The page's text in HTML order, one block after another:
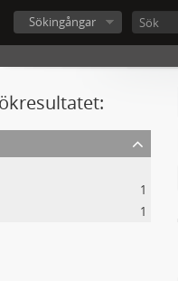
Sökingångar
1
1